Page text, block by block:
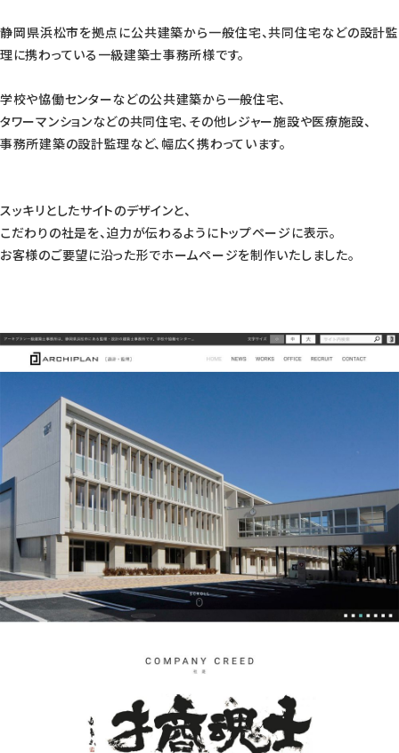
静岡県浜松市を拠点に公共建築から一般住宅、共同住宅などの設計監
理に携わっている一級建築士事務所様です。
学校や恊働センターなどの公共建築から一般住宅、
タワーマンションなどの共同住宅、その他レジャー施設や医療施設、
事務所建築の設計監理など、幅広く携わっています。
スッキリとしたサイトのデザインと、
こだわりの社是を、迫力が伝わるようにトップページに表示。
お客様のご要望に沿った形でホームページを制作いたしました。